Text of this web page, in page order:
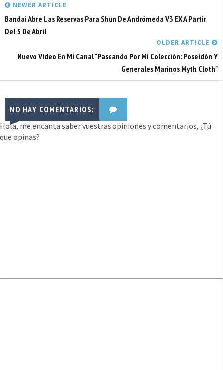
NEWER ARTICLE
Bandai Abre Las Reservas Para Shun De Andrómeda V3 EX A Partir
Del 5 De Abril
OLDER ARTICLE
Nuevo Vídeo En Mi Canal "Paseando Por Mi Colección: Poseidón Y
Generales Marinos Myth Cloth"
NO HAY COMENTARIOS:
Hola, me encanta saber vuestras opiniones y comentarios, ¿Tú
que opinas?